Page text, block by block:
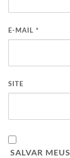
E-MAIL *
SITE
SALVAR